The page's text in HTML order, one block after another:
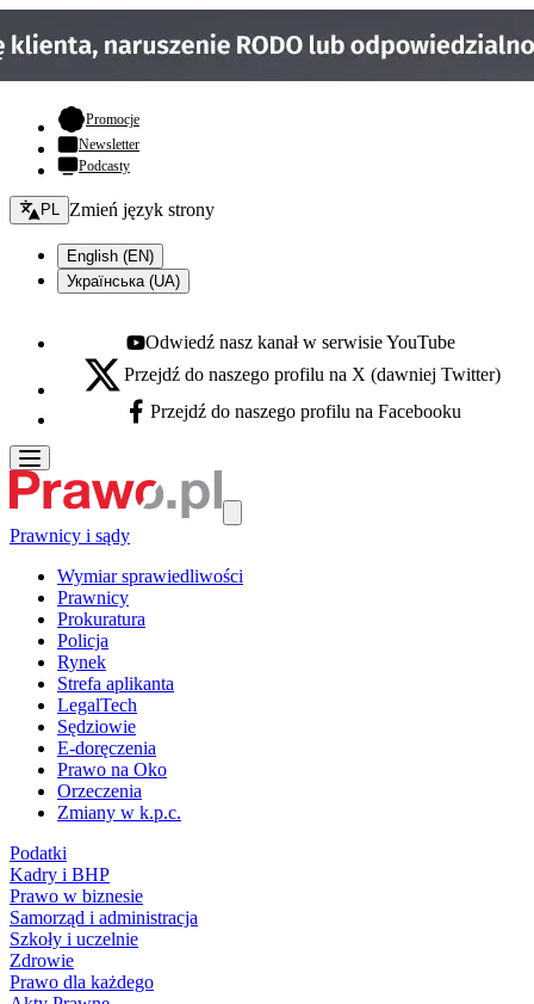
Promocje- otwiera się w nowej karcie
Newsletter
Podcasty
Zmień język - bieżący:
PL Zmień język strony
English (EN)
Українська (UA)
Youtube - otwiera się w nowej karcie
Odwiedź nasz kanał w serwisie YouTube
X - otwiera się w nowej karcie
Przejdź do naszego profilu na X (dawniej Twitter)
Facebook - otwiera się w nowej karcie
Przejdź do naszego profilu na Facebooku
Prawnicy i sądy
Wymiar sprawiedliwości
Prawnicy
Prokuratura
Policja
Rynek
Strefa aplikanta
LegalTech
Sędziowie
E-doręczenia
Prawo na Oko
Orzeczenia
Zmiany w k.p.c.
Podatki
Kadry i BHP
Prawo w biznesie
Samorząd i administracja
Szkoły i uczelnie
Zdrowie
Prawo dla każdego